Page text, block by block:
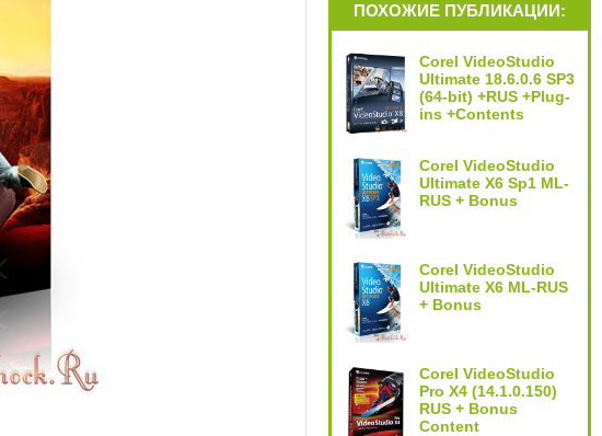
ПОХОЖИЕ ПУБЛИКАЦИИ:
Corel VideoStudio
Ultimate 18.6.0.6 SP3
(64-bit) +RUS +Plug-
ins +Contents
Corel VideoStudio
Ultimate X6 Sp1 ML-
RUS + Bonus
Corel VideoStudio
Ultimate X6 ML-RUS
+ Bonus
Corel VideoStudio
Pro X4 (14.1.0.150)
RUS + Bonus
Content